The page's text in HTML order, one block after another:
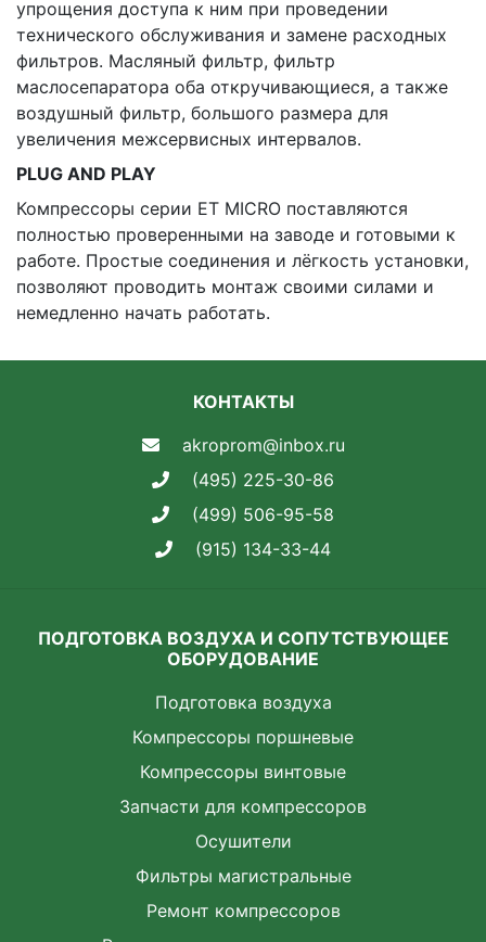
упрощения доступа к ним при проведении
технического обслуживания и замене расходных
фильтров. Масляный фильтр, фильтр
маслосепаратора оба откручивающиеся, а также
воздушный фильтр, большого размера для
увеличения межсервисных интервалов.
PLUG AND PLAY
Компрессоры серии ET MICRO поставляются
полностью проверенными на заводе и готовыми к
работе. Простые соединения и лёгкость установки,
позволяют проводить монтаж своими силами и
немедленно начать работать.
КОНТАКТЫ
akroprom@inbox.ru
(495) 225-30-86
(499) 506-95-58
(915) 134-33-44
ПОДГОТОВКА ВОЗДУХА И СОПУТСТВУЮЩЕЕ
ОБОРУДОВАНИЕ
Подготовка воздуха
Компрессоры поршневые
Компрессоры винтовые
Запчасти для компрессоров
Осушители
Фильтры магистральные
Ремонт компрессоров